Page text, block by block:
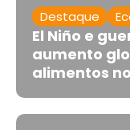
Destaque
El Niño e
aumento
alimentos